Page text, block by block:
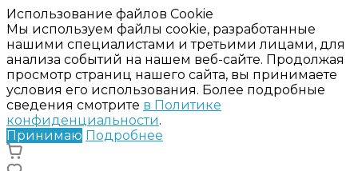
Использование файлов Cookie
Мы используем файлы cookie, разработанные
нашими специалистами и третьими лицами, для
анализа событий на нашем веб-сайте. Продолжая
просмотр страниц нашего сайта, вы принимаете
условия его использования. Более подробные
сведения смотрите в Политике
конфиденциальности.
Принимаю Подробнее